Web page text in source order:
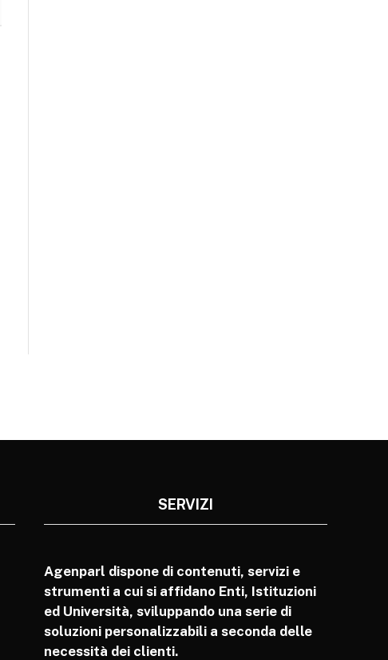
SERVIZI
Agenparl dispone di contenuti, servizi e
strumenti a cui si affidano Enti, Istituzioni
ed Università, sviluppando una serie di
soluzioni personalizzabili a seconda delle
necessità dei clienti.